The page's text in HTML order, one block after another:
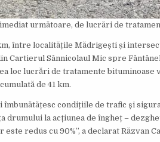
următoare, de lucrări de
între localitățile Mădrigești și
Cartierul Sânnicolaul Mic spre
loc lucrări de tratamente bituminoase
de 41 km.
condițiile de trafic și
la acțiunea de îngheț –
redus cu 90%”, a declarat Răzvan